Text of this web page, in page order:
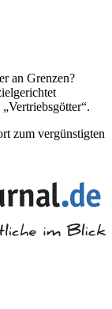
an Grenzen?
zum vergünstigten